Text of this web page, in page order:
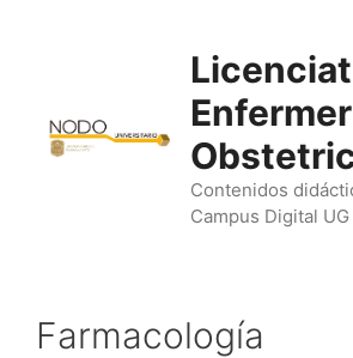
Contenidos
Campus Digital UG
Farmacología